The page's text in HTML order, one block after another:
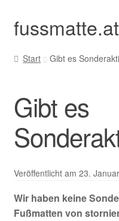
Zur
Navigation
springen
Zum
Inhalt
springen
fussmatte.at
Außenbereich
Innenbereich
Standardgrößen
Kundenservice
Start Gibt es
Gibt es
Veröffentlicht am 23.
Wir haben keine
Fußmatten von